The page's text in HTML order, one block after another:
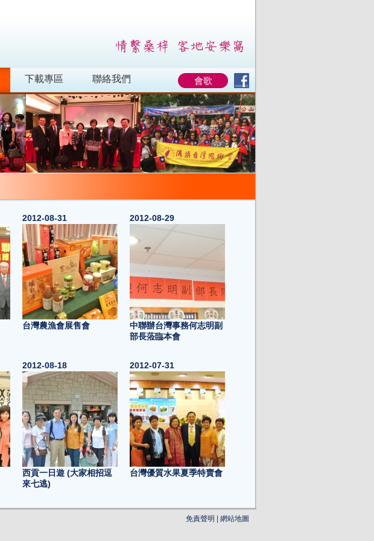
下載專區 聯絡我們 會歌
2012-08-31
台灣農漁會展售會
2012-08-29
中聯辦台灣事務何志明副
部長蒞臨本會
2012-08-18
西貢一日遊 (大家相招逗
來七逃)
2012-07-31
台灣優質水果夏季特賣會
2012-06-01 2012-05-31
免責聲明 網站地圖